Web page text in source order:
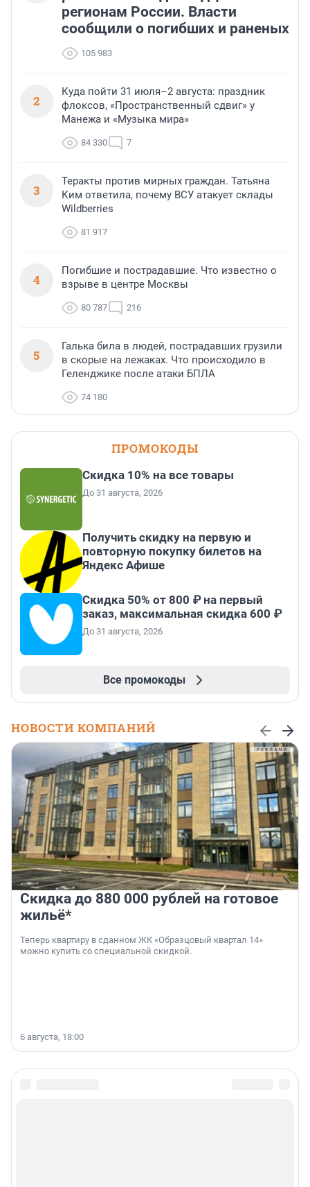
регионам России. Власти
сообщили о погибших и раненых
105 983
2
Куда пойти 31 июля–2 августа: праздник
флоксов, «Пространственный сдвиг» у
Манежа и «Музыка мира»
84 330 7
3
Теракты против мирных граждан. Татьяна
Ким ответила, почему ВСУ атакует склады
Wildberries
81 917
4
Погибшие и пострадавшие. Что известно о
взрыве в центре Москвы
80 787 216
5
Галька била в людей, пострадавших грузили
в скорые на лежаках. Что происходило в
Геленджике после атаки БПЛА
74 180
ПРОМОКОДЫ
Скидка 10% на все товары
До 31 августа, 2026
Получить скидку на первую и
повторную покупку билетов на
Яндекс Афише
Скидка 50% от 800 ₽ на первый
заказ, максимальная скидка 600 ₽
До 31 августа, 2026
Все промокоды
НОВОСТИ КОМПАНИЙ
Скидка до 880 000 рублей на готовое
жильё*
Теперь квартиру в сданном ЖК «Образцовый квартал 14»
можно купить со специальной скидкой.
6 августа, 18:00